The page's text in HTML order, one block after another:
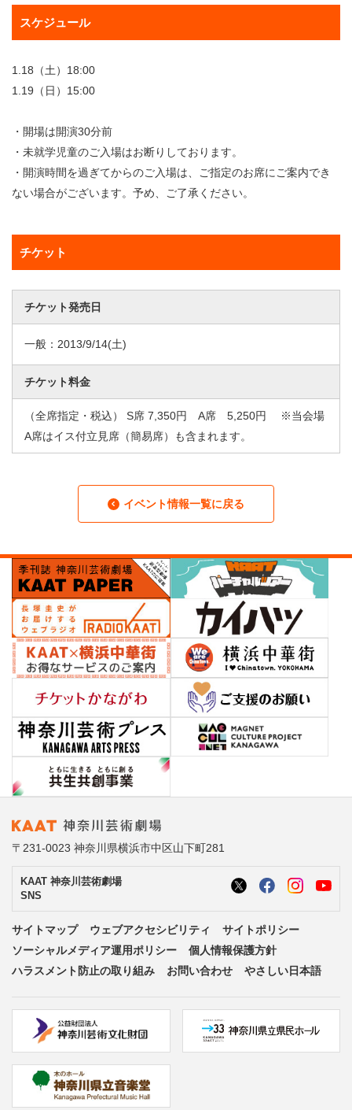
スケジュール
1.18（土）18:00
1.19（日）15:00
・開場は開演30分前
・未就学児童のご入場はお断りしております。
・開演時間を過ぎてからのご入場は、ご指定のお席にご案内でき
ない場合がございます。予め、ご了承ください。
チケット
チケット発売日
一般： 2013/9/14(土)
チケット料金
（全席指定・税込） S席 7,350円 A席 5,250円 ※当会場
A席はイス付立見席（簡易席）も含まれます。
イベント情報一覧に戻る
〒231-0023 神奈川県横浜市中区山下町281
KAAT 神奈川芸術劇場
SNS
サイトマップ ウェブアクセシビリティ
サイトポリシー
ソーシャルメディア運用ポリシー
個人情報保護方針
ハラスメント防止の取り組み
お問い合わせ やさしい日本語